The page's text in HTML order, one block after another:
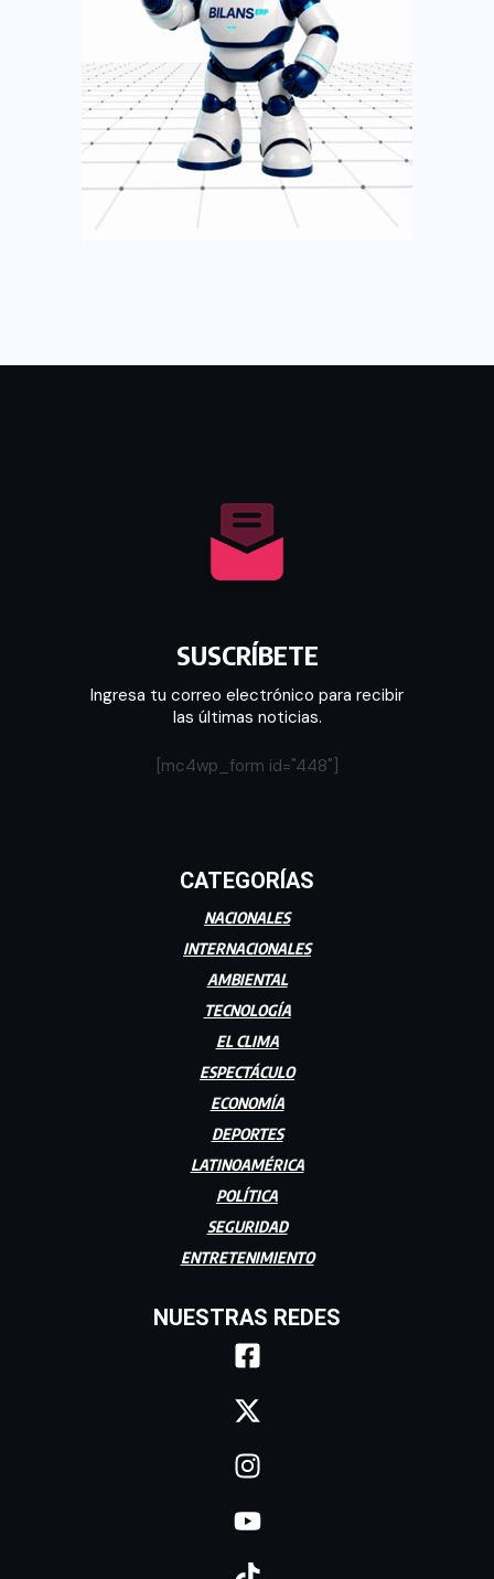
SUSCRÍBETE
Ingresa tu correo electrónico para recibir
las últimas noticias.
[mc4wp_form id="448"]
CATEGORÍAS
NACIONALES
INTERNACIONALES
AMBIENTAL
TECNOLOGÍA
EL CLIMA
ESPECTÁCULO
ECONOMÍA
DEPORTES
LATINOAMÉRICA
POLÍTICA
SEGURIDAD
ENTRETENIMIENTO
NUESTRAS REDES